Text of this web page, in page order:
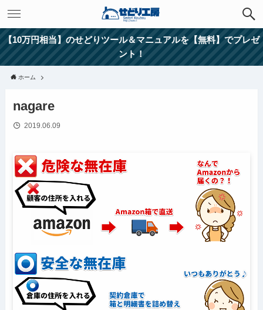
【10万円相当】のせどりツール＆マニュアルを【無料】でプレゼ
ント！
ホーム
nagare
2019.06.09